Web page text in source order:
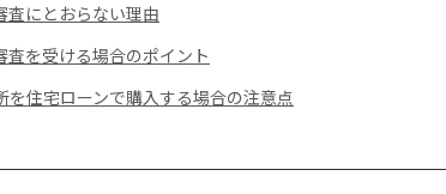
にとおらない理由
を受ける場合のポイント
住宅ローンで購入する場合の注意点